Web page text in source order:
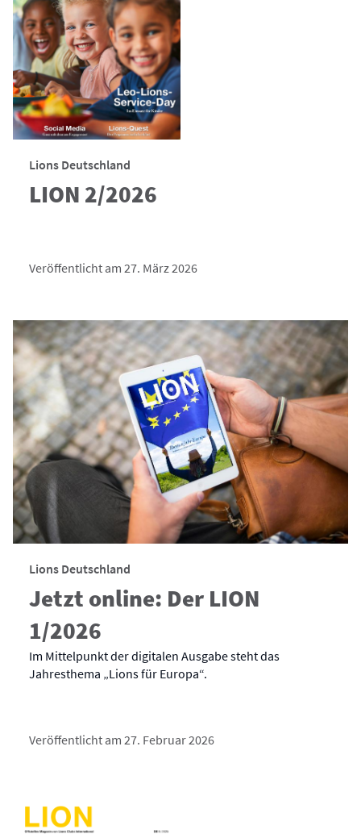
Lions Deutschland
LION 2/2026
Veröffentlicht am 27. März 2026
Lions Deutschland
Jetzt online: Der LION
1/2026
Im Mittelpunkt der digitalen Ausgabe steht das
Jahresthema „Lions für Europa“.
Veröffentlicht am 27. Februar 2026